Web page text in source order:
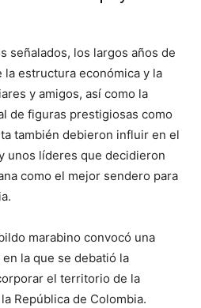
señalados, los largos años de
estructura económica y la
y amigos, así como la
de figuras prestigiosas como
también debieron influir en el
unos líderes que decidieron
como el mejor sendero para
marabino convocó una
la que se debatió la
el territorio de la
República de Colombia.